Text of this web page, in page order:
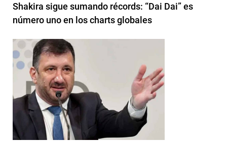
Shakira sigue sumando récords: “Dai Dai” es
número uno en los charts globales